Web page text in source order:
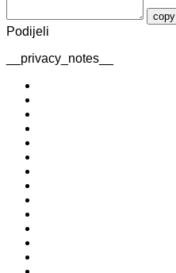
copy
Podijeli
__privacy_notes__